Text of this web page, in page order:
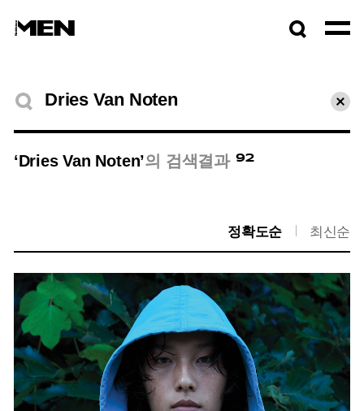
검색결과
초기
‘Dries Van Noten’의 검색결과 92
정확도순 최신순